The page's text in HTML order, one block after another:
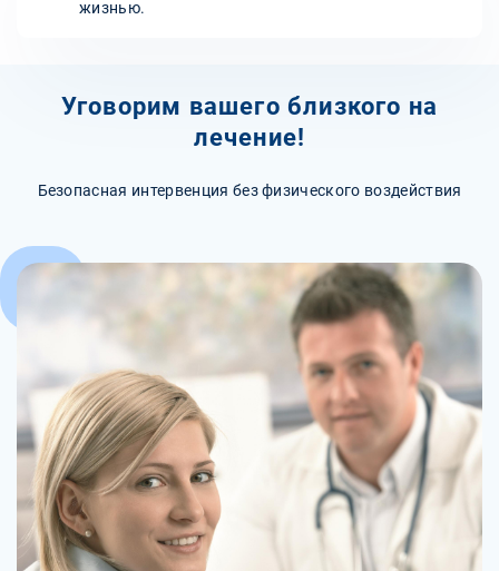
жизнью.
Уговорим вашего близкого на
лечение!
Безопасная интервенция без физического воздействия